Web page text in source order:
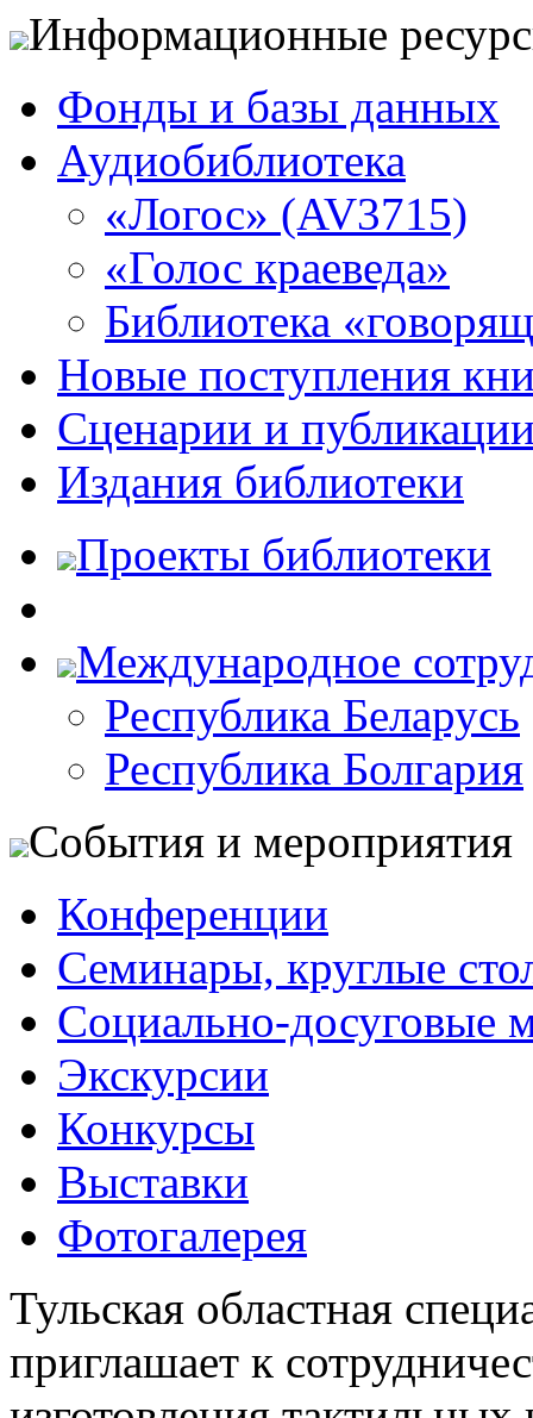
Информационные
Фонды и базы данных
Аудиобиблиотека
«Логос» (AV3715)
«Голос краеведа»
Библиотека
Новые поступления
Сценарии и
Издания библиотеки
Проекты библиотеки
Международное
Республика Беларусь
Республика Болгария
События и мероприятия
Конференции
Семинары, круглые
Социально-досуговые
Экскурсии
Конкурсы
Выставки
Фотогалерея
Тульская областная
приглашает к